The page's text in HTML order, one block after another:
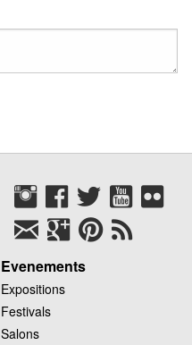
Evenements
Expositions
Festivals
Salons